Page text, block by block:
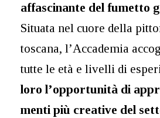
affascinante del fumetto
Situata nel cuore della
toscana, l’Accademia
tutte le età e livelli di
loro l’opportunità di
menti più creative del